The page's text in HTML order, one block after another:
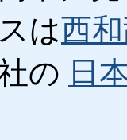
は西
の 日